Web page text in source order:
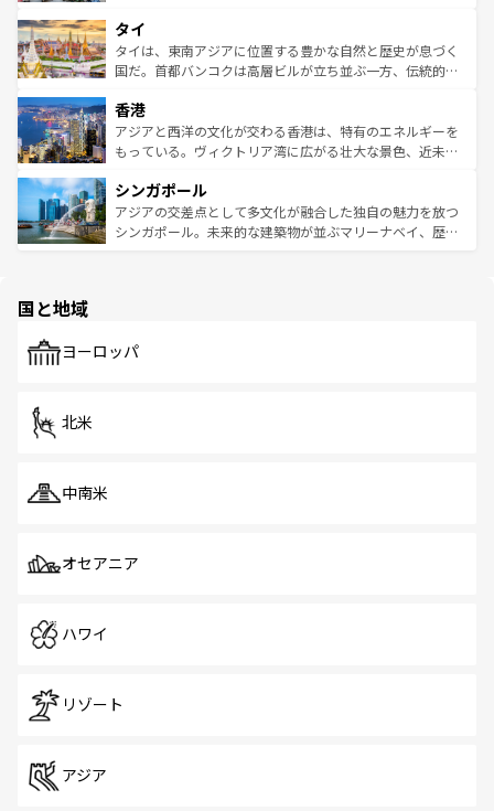
リティに包まれながら、韓国の多彩な魅力を心ゆくまで味
わってみてほしい。 なお、新着の韓国情報はコンテンツ一
覧を参照してほしい。
急速な発展と共に伝統が息づく。ハノイの古い町並みやホ
ーチミン市のフランス統治時代の建物も、独特の雰囲気を
醸し出している。また、バラエティの豊かさとおいしさで
とつ。フォーやバインミー、ベトナムコーヒーなどは、ぜ
ひ現地で味わいたい。どの地域を訪れてもあたたかい人々
が旅行者を迎えてくれるので、きっと忘れられない旅にな
参照してほしい。
タイ
タイは、東南アジアに位置する豊かな自然と歴史が息づく
国だ。首都バンコクは高層ビルが立ち並ぶ一方、伝統的な
の活気が交差している。北部ではチェンマイなどの山岳地
帯で自然と触れ合い、南部ではプーケットやクラビの美し
いビーチでリゾート気分を楽しむことができる。タイ料理
激する。気候は一年中温暖で、どの季節にも異なる楽しみ
が待っている。親しみやすいタイの人々、仏教を中心とし
た文化、そして多様な観光資源が、訪れる旅人を魅了し続
香港
アジアと西洋の文化が交わる香港は、特有のエネルギーを
もっている。ヴィクトリア湾に広がる壮大な景色、近未来
み、どこを訪れても感動するはず。観光スポットが密集し
ており、効率よく見どころを回れるのも魅力。息をのむよ
うな絶景から文化的な体験まで、香港を存分に楽しみ尽く
シンガポール
アジアの交差点として多文化が融合した独自の魅力を放つ
シンガポール。未来的な建築物が並ぶマリーナベイ、歴史
で、ホーカーズは地元の風情を楽しめる外せないスポット
国と地域
ヨーロッパ
北米
中南米
オセアニア
ハワイ
リゾート
アジア